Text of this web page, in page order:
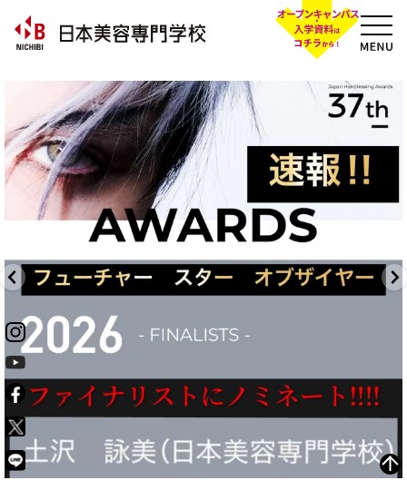
nichibi_nichibi
8月 6